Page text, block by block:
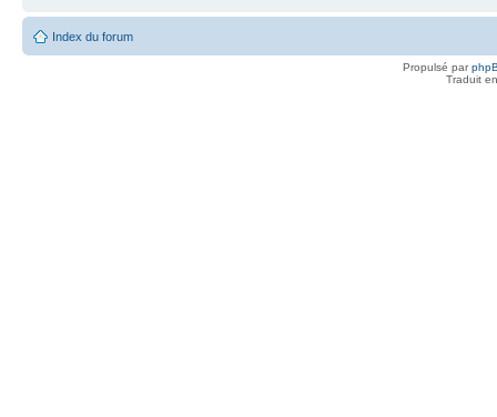
Index du forum
Propulsé par
Traduit